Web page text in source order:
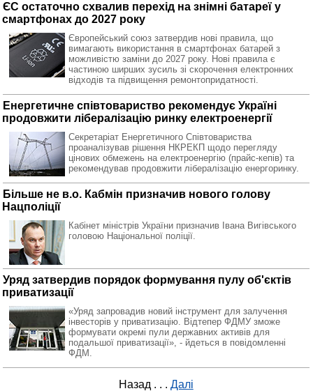
ЄС остаточно схвалив перехід на знімні батареї у
смартфонах до 2027 року
Європейський союз затвердив нові правила, що
вимагають використання в смартфонах батарей з
можливістю заміни до 2027 року. Нові правила є
частиною ширших зусиль зі скорочення електронних
відходів та підвищення ремонтопридатності.
Енергетичне співтовариство рекомендує Україні
продовжити лібералізацію ринку електроенергії
Секретаріат Енергетичного Співтовариства
проаналізував рішення НКРЕКП щодо перегляду
цінових обмежень на електроенергію (прайс-кепів) та
рекомендував продовжити лібералізацію енергоринку.
Більше не в.о. Кабмін призначив нового голову
Нацполіції
Кабінет міністрів України призначив Івана Вигівського
головою Національної поліції.
Уряд затвердив порядок формування пулу об'єктів
приватизації
«Уряд запровадив новий інструмент для залучення
інвесторів у приватизацію. Відтепер ФДМУ зможе
формувати окремі пули державних активів для
подальшої приватизації», - йдеться в повідомленні
ФДМ.
Назад . . . Далі